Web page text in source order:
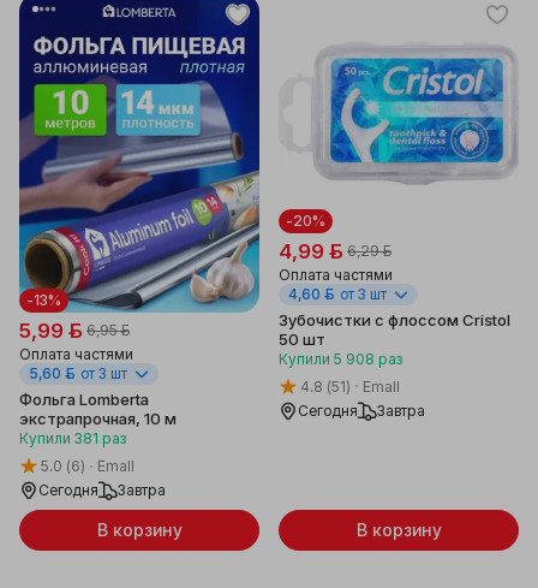
-13%
5,99 ƃ 6,95 ƃ
Оплата частями
5,60 ƃ от 3 шт
Фольга Lomberta
экстрапрочная, 10 м
Купили 381 раз
5.0 (6)
Emall
Сегодня
Завтра
В корзину
-20%
4,99 ƃ 6,29 ƃ
Оплата частями
4,60 ƃ от 3 шт
Зубочистки с флоссом Cristol
50 шт
Купили 5 908 раз
4.8 (51)
Emall
Сегодня
Завтра
В корзину